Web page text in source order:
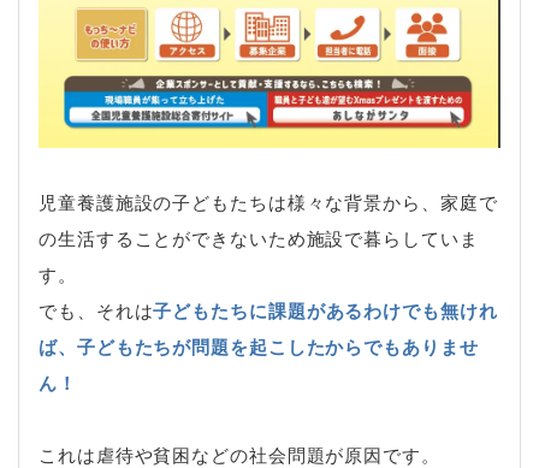
児童養護施設の子どもたちは様々な背景から、家庭で
の生活することができないため施設で暮らしていま
す。
でも、それは子どもたちに課題があるわけでも無けれ
ば、子どもたちが問題を起こしたからでもありませ
ん！
これは虐待や貧困などの社会問題が原因です。